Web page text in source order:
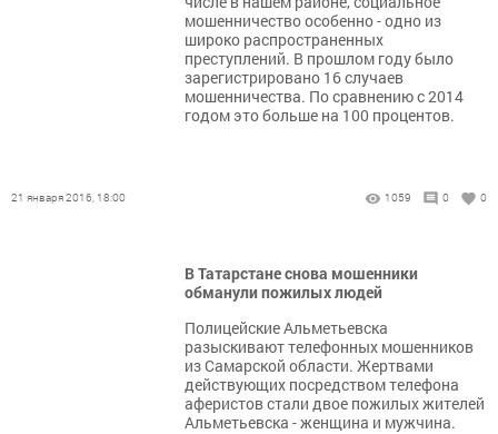
мошенничество особенно - одно из
широко распространенных
преступлений. В прошлом году было
зарегистрировано 16 случаев
мошенничества. По сравнению с 2014
годом это больше на 100 процентов.
21 января 2016, 18:00 1059 0 0
В Татарстане снова мошенники
обманули пожилых людей
Полицейские Альметьевска
разыскивают телефонных мошенников
из Самарской области. Жертвами
действующих посредством телефона
аферистов стали двое пожилых жителей
Альметьевска - женщина и мужчина.